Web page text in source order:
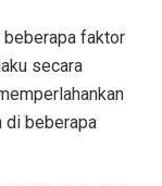
beberapa faktor
secara
di beberapa